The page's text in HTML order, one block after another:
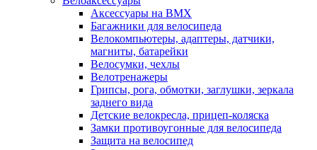
Аксессуары на BMX
Багажники для велосипеда
Велокомпьютеры, адаптеры, датчики,
магниты, батарейки
Велосумки, чехлы
Велотренажеры
Грипсы, рога, обмотки, заглушки, зеркала
заднего вида
Детские велокресла, прицеп-коляска
Замки противоугонные для велосипеда
Защита на велосипед